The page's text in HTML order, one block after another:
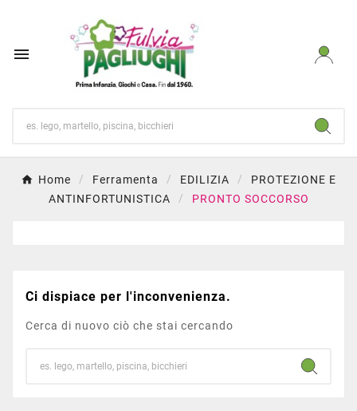

Home Ferramenta EDILIZIA
PROTEZIONE E
ANTINFORTUNISTICA
PRONTO SOCCORSO
Ci dispiace per l'inconvenienza.
Cerca di nuovo ciò che stai cercando